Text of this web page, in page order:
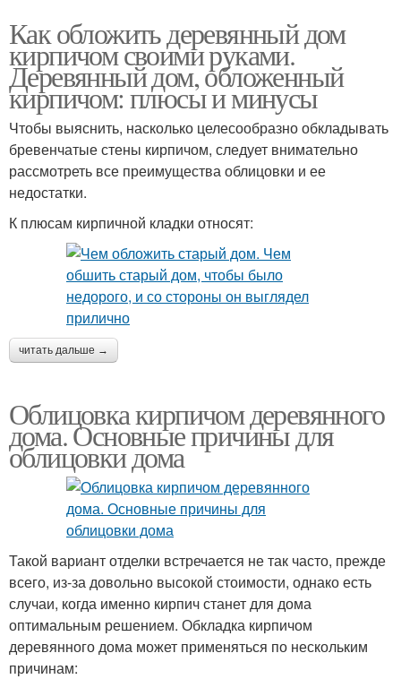
Как обложить деревянный дом
кирпичом своими руками.
Деревянный дом, обложенный
кирпичом: плюсы и минусы
Чтобы выяснить, насколько целесообразно обкладывать
бревенчатые стены кирпичом, следует внимательно
рассмотреть все преимущества облицовки и ее
недостатки.
К плюсам кирпичной кладки относят:
читать дальше →
Облицовка кирпичом деревянного
дома. Основные причины для
облицовки дома
Такой вариант отделки встречается не так часто, прежде
всего, из-за довольно высокой стоимости, однако есть
случаи, когда именно кирпич станет для дома
оптимальным решением. Обкладка кирпичом
деревянного дома может применяться по нескольким
причинам: